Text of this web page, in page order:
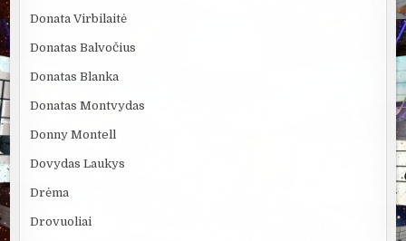
Donata Virbilaitė
Donatas Balvočius
Donatas Blanka
Donatas Montvydas
Donny Montell
Dovydas Laukys
Drėma
Drovuoliai